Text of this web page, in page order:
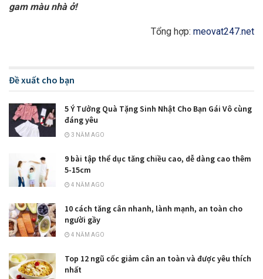
gam màu nhà ở!
Tổng hợp: meovat247.net
Đề xuất cho bạn
5 Ý Tưởng Quà Tặng Sinh Nhật Cho Bạn Gái Vô cùng
đáng yêu
3 NĂM AGO
9 bài tập thể dục tăng chiều cao, dễ dàng cao thêm
5-15cm
4 NĂM AGO
10 cách tăng cân nhanh, lành mạnh, an toàn cho
người gầy
4 NĂM AGO
Top 12 ngũ cốc giảm cân an toàn và được yêu thích
nhất